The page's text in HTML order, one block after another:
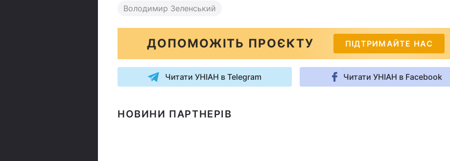
Володимир Зеленський
ДОПОМОЖІТЬ ПРОЄКТУ ПІДТРИМАЙТЕ НАС
Читати УНІАН в Telegram Читати УНІАН в Facebook
НОВИНИ ПАРТНЕРІВ